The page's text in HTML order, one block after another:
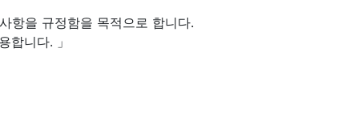
항을 규정함을 목적으로 합니다.
합니다. 」